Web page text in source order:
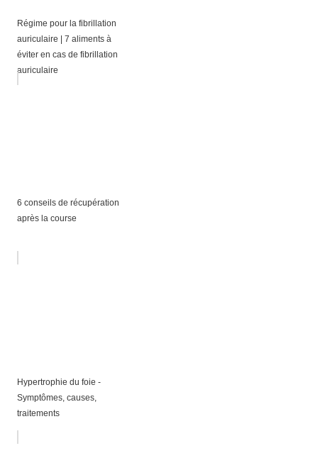
Régime pour la fibrillation
auriculaire | 7 aliments à
éviter en cas de fibrillation
auriculaire
6 conseils de récupération
après la course
Hypertrophie du foie -
Symptômes, causes,
traitements